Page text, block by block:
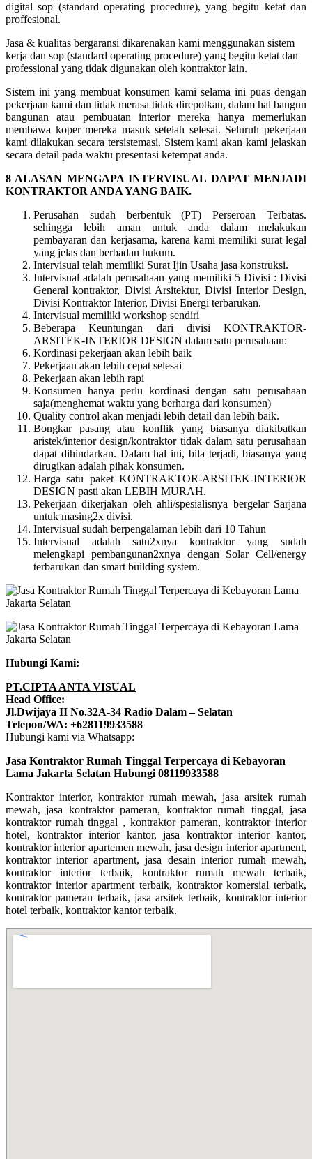
digital sop (standard operating procedure), yang begitu ketat dan
proffesional.
Jasa & kualitas bergaransi dikarenakan kami menggunakan sistem
kerja dan sop (standard operating procedure) yang begitu ketat dan
professional yang tidak digunakan oleh kontraktor lain.
Sistem ini yang membuat konsumen kami selama ini puas dengan
pekerjaan kami dan tidak merasa tidak direpotkan, dalam hal bangun
bangunan atau pembuatan interior mereka hanya memerlukan
membawa koper mereka masuk setelah selesai. Seluruh pekerjaan
kami dilakukan secara tersistemasi. Sistem kami akan kami jelaskan
secara detail pada waktu presentasi ketempat anda.
8 ALASAN MENGAPA INTERVISUAL DAPAT MENJADI
KONTRAKTOR ANDA YANG BAIK.
Perusahan sudah berbentuk (PT) Perseroan Terbatas.
sehingga lebih aman untuk anda dalam melakukan
pembayaran dan kerjasama, karena kami memiliki surat legal
yang jelas dan berbadan hukum.
Intervisual telah memiliki Surat Ijin Usaha jasa konstruksi.
Intervisual adalah perusahaan yang memiliki 5 Divisi : Divisi
General kontraktor, Divisi Arsitektur, Divisi Interior Design,
Divisi Kontraktor Interior, Divisi Energi terbarukan.
Intervisual memiliki workshop sendiri
Beberapa Keuntungan dari divisi KONTRAKTOR-
ARSITEK-INTERIOR DESIGN dalam satu perusahaan:
Kordinasi pekerjaan akan lebih baik
Pekerjaan akan lebih cepat selesai
Pekerjaan akan lebih rapi
Konsumen hanya perlu kordinasi dengan satu perusahaan
saja(menghemat waktu yang berharga dari konsumen)
Quality control akan menjadi lebih detail dan lebih baik.
Bongkar pasang atau konflik yang biasanya diakibatkan
aristek/interior design/kontraktor tidak dalam satu perusahaan
dapat dihindarkan. Dalam hal ini, bila terjadi, biasanya yang
dirugikan adalah pihak konsumen.
Harga satu paket KONTRAKTOR-ARSITEK-INTERIOR
DESIGN pasti akan LEBIH MURAH.
Pekerjaan dikerjakan oleh ahli/spesialisnya bergelar Sarjana
untuk masing2x divisi.
Intervisual sudah berpengalaman lebih dari 10 Tahun
Intervisual adalah satu2xnya kontraktor yang sudah
melengkapi pembangunan2xnya dengan Solar Cell/energy
terbarukan dan smart building system.
Hubungi Kami:
PT.CIPTA ANTA VISUAL
Head Office:
Jl.Dwijaya II No.32A-34 Radio Dalam – Selatan
Telepon/WA: +628119933588
Hubungi kami via Whatsapp:
Jasa Kontraktor Rumah Tinggal Terpercaya di Kebayoran
Lama Jakarta Selatan Hubungi 08119933588
Kontraktor interior, kontraktor rumah mewah, jasa arsitek rumah
mewah, jasa kontraktor pameran, kontraktor rumah tinggal, jasa
kontraktor rumah tinggal , kontraktor pameran, kontraktor interior
hotel, kontraktor interior kantor, jasa kontraktor interior kantor,
kontraktor interior apartemen mewah, jasa design interior apartment,
kontraktor interior apartment, jasa desain interior rumah mewah,
kontraktor interior terbaik, kontraktor rumah mewah terbaik,
kontraktor interior apartment terbaik, kontraktor komersial terbaik,
kontraktor pameran terbaik, jasa arsitek terbaik, kontraktor interior
hotel terbaik, kontraktor kantor terbaik.